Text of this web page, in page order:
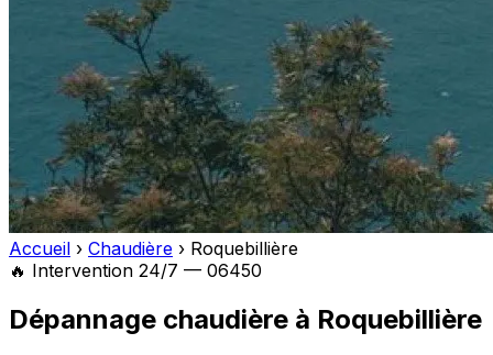
Accueil › Chaudière › Roquebillière
🔥 Intervention 24/7 — 06450
Dépannage chaudière à Roquebillière